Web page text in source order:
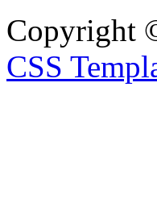
Copyright
CSS